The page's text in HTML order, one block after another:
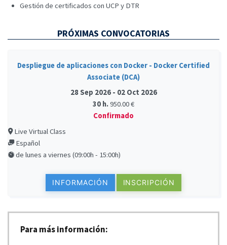
Gestión de certificados con UCP y DTR
PRÓXIMAS CONVOCATORIAS
Despliegue de aplicaciones con Docker - Docker Certified
Associate (DCA)
28 Sep 2026 - 02 Oct 2026
30 h.950.00 €
Confirmado
Live Virtual Class
Español
de lunes a viernes (09:00h - 15:00h)
INFORMACIÓN INSCRIPCIÓN
Para más información: